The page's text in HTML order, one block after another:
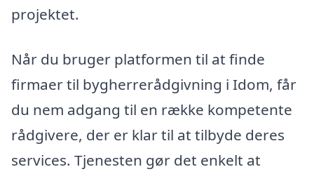
projektet.
Når du bruger platformen til at finde
firmaer til bygherrerådgivning i Idom, får
du nem adgang til en række kompetente
rådgivere, der er klar til at tilbyde deres
services. Tjenesten gør det enkelt at